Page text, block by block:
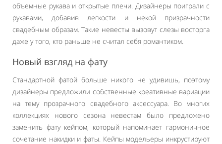
объемные рукава и открытые плечи. Дизайнеры поиграли с
рукавами, добавив легкости и некой призрачности
свадебным образам. Такие невесты вызовут слезы восторга
даже у того, кто раньше не считал себя романтиком.
Новый взгляд на фату
Стандартной фатой больше никого не удивишь, поэтому
дизайнеры предложили собственные креативные вариации
на тему прозрачного свадебного аксессуара. Во многих
коллекциях нового сезона невестам было предложено
заменить фату кейпом, который напоминает гармоничное
сочетание накидки и фаты. Кейпы модельеры инкрустируют